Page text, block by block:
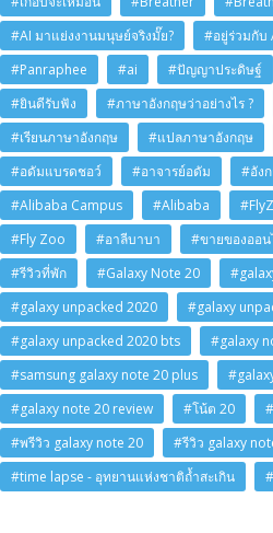
#AI มาแย่งงานมนุษย์จริงมั๊ย?
#อยู่ร่วมกับ
#Panraphee
#ai #ปัญญาประดิษฐ์
#ยินดีรับฟัง
#ภาษาอังกฤษว่าอย่างไร ?
#เรียนภาษาอังกฤษ
#แปลภาษาอังกฤษ
#อดัมแบรดชอว์
#อาจารย์อดัม #อัง
#Alibaba Campus
#Alibaba
#Fly Zoo
#อาลีบาบา #ขายของออ
#รีวิวที่พัก
#Galaxy Note 20
#galaxy unpacked 2020
#galaxy
#galaxy unpacked 2020 bts
#galaxy
#samsung galaxy note 20 plus
#galaxy note 20 review
#โน้ต 20
#พรีวิว galaxy note 20
#รีวิว galaxy
#time lapse - อุทยานแห่งชาติถ้ำสะเกิน